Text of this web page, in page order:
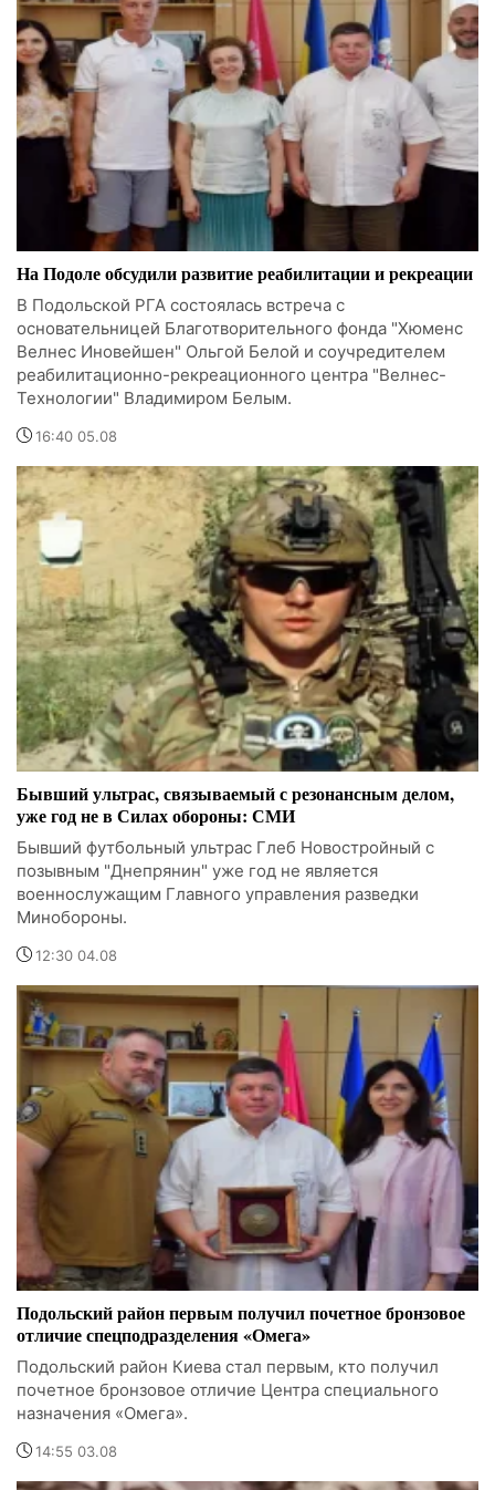
На Подоле обсудили развитие реабилитации и рекреации
В Подольской РГА состоялась встреча с
основательницей Благотворительного фонда "Хюменс
Велнес Иновейшен" Ольгой Белой и соучредителем
реабилитационно-рекреационного центра "Велнес-
Технологии" Владимиром Белым.
16:40 05.08
Бывший ультрас, связываемый с резонансным делом,
уже год не в Силах обороны: СМИ
Бывший футбольный ультрас Глеб Новостройный с
позывным "Днепрянин" уже год не является
военнослужащим Главного управления разведки
Минобороны.
12:30 04.08
Подольский район первым получил почетное бронзовое
отличие спецподразделения «Омега»
Подольский район Киева стал первым, кто получил
почетное бронзовое отличие Центра специального
назначения «Омега».
14:55 03.08